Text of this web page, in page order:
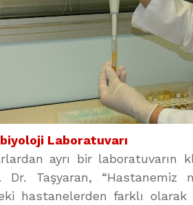
Laboratuvarı
ayrı bir laboratuvarın
Taşyaran, “Hastanemiz
hastanelerden farklı